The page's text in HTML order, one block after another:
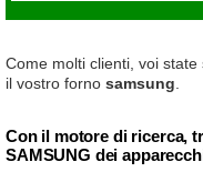
Come molti clienti, voi
il vostro forno samsung
Con il motore di ricerca,
SAMSUNG dei